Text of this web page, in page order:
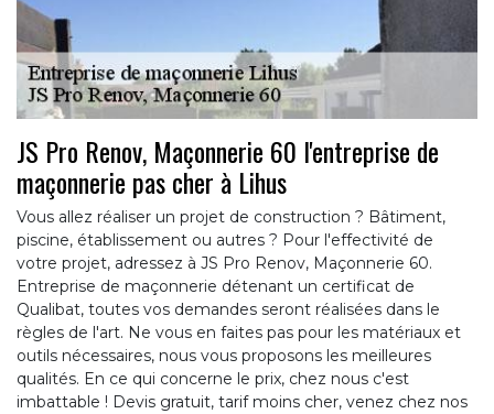
JS Pro Renov, Maçonnerie 60 l'entreprise de
maçonnerie pas cher à Lihus
Vous allez réaliser un projet de construction ? Bâtiment,
piscine, établissement ou autres ? Pour l'effectivité de
votre projet, adressez à JS Pro Renov, Maçonnerie 60.
Entreprise de maçonnerie détenant un certificat de
Qualibat, toutes vos demandes seront réalisées dans le
règles de l'art. Ne vous en faites pas pour les matériaux et
outils nécessaires, nous vous proposons les meilleures
qualités. En ce qui concerne le prix, chez nous c'est
imbattable ! Devis gratuit, tarif moins cher, venez chez nos